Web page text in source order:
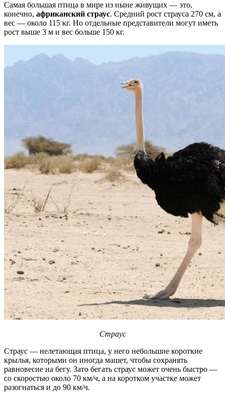
Самая большая птица в мире из ныне живущих — это,
конечно, африканский страус. Средний рост страуса 270 см, а
вес — около 115 кг. Но отдельные представители могут иметь
рост выше 3 м и вес больше 150 кг.
Страус
Страус — нелетающая птица, у него небольшие короткие
крылья, которыми он иногда машет, чтобы сохранять
равновесие на бегу. Зато бегать страус может очень быстро —
со скоростью около 70 км/ч, а на коротком участке может
разогнаться и до 90 км/ч.